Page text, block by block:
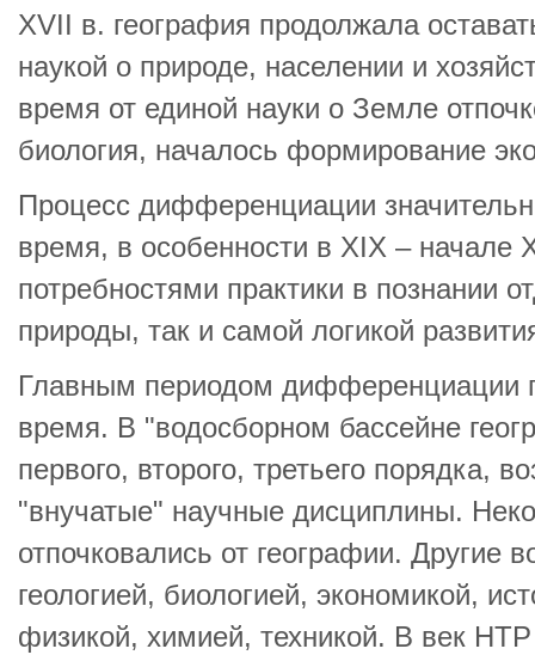
XVII в. география продолжала
наукой о природе, населении и
время от единой науки о Земле
биология, началось формирование
Процесс дифференциации
время, в особенности в XIX – начале
потребностями практики в познании
природы, так и самой логикой
Главным периодом дифференциации
время. В "водосборном бассейне
первого, второго, третьего порядка,
"внучатые" научные дисциплины.
отпочковались от географии. Другие
геологией, биологией, экономикой,
физикой, химией, техникой. В век